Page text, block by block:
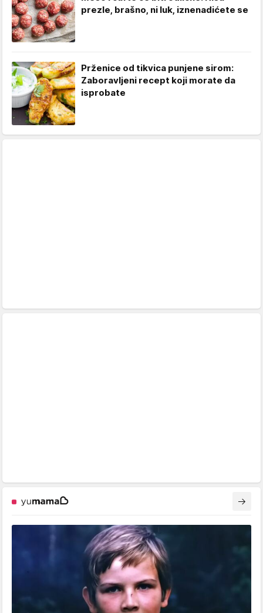
prezle, brašno, ni luk, iznenadićete se
Prženice od tikvica punjene sirom:
Zaboravljeni recept koji morate da
isprobate